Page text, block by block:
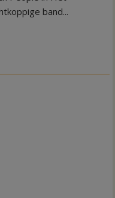
lokale
Gramsbergen
band...